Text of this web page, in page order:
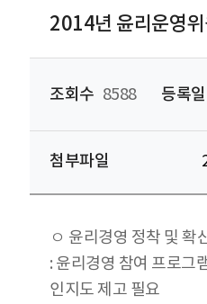
2014년 윤리운영
조회수 8588 등록일
첨부파일
ㅇ 윤리경영 정착 및 확
: 윤리경영 참여 프로그
인지도 제고 필요